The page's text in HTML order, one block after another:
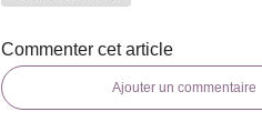
Commenter cet article
Ajouter un commentaire